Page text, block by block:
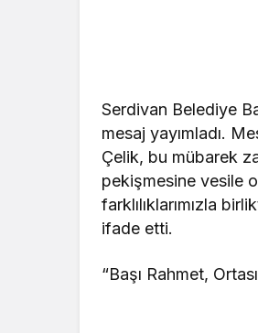
Serdivan Belediye
mesaj yayımladı.
Çelik, bu mübarek
pekişmesine vesile
farklılıklarımızla
ifade etti.
“Başı Rahmet,